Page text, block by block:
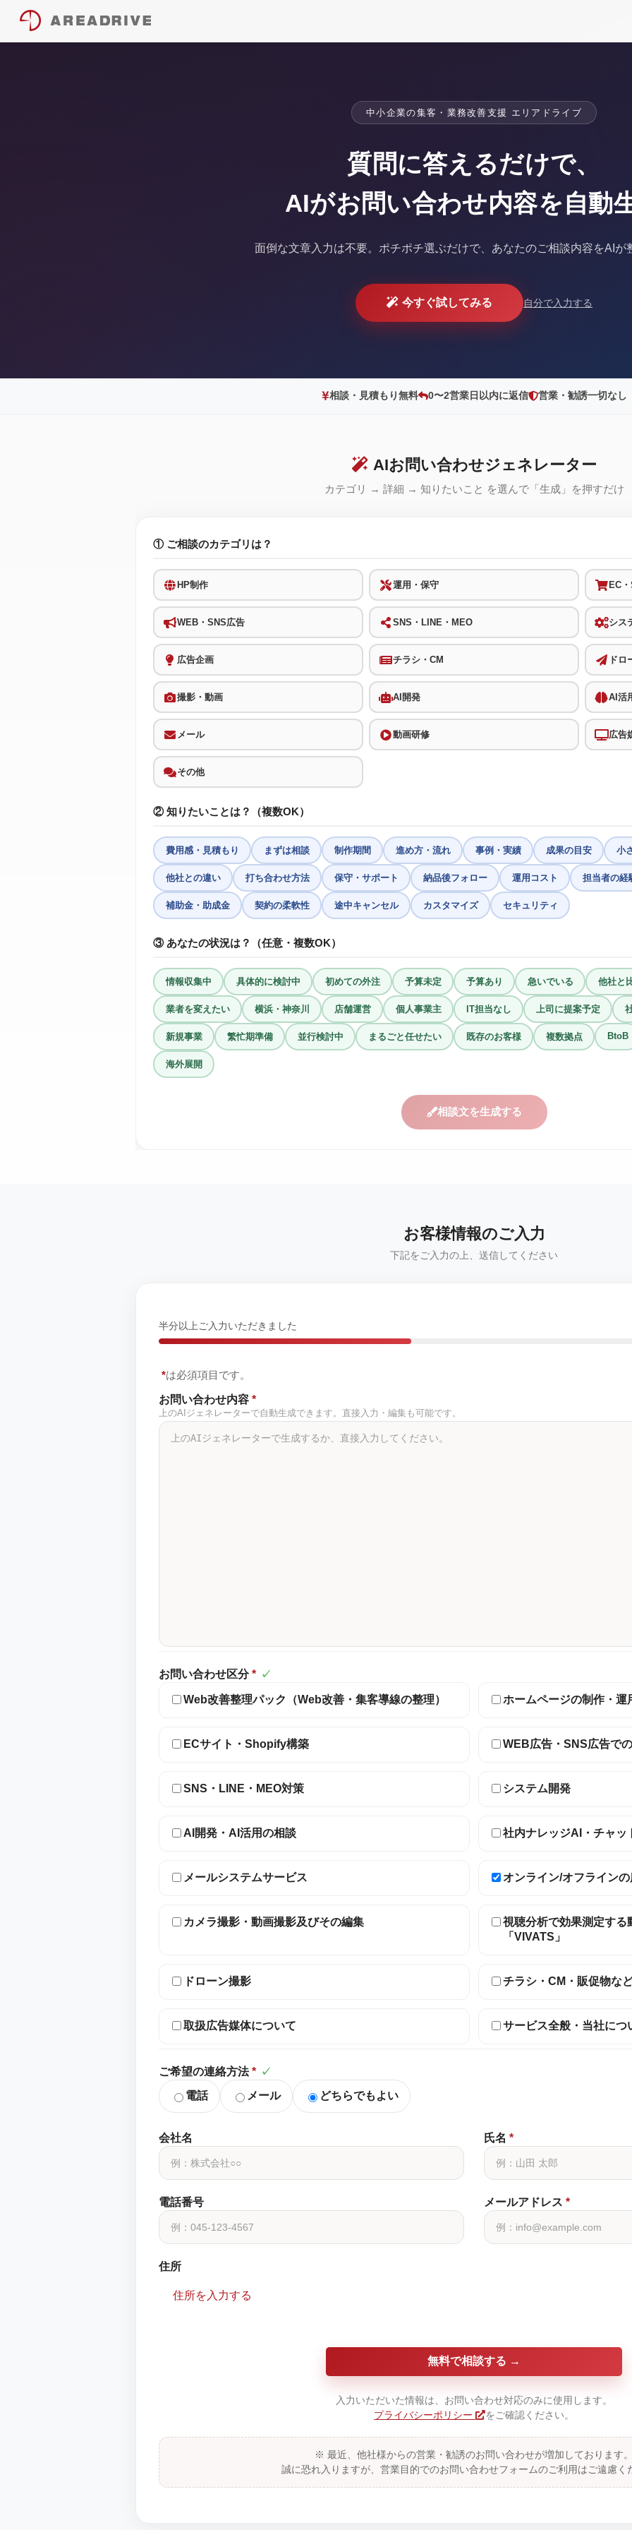
中小企業の集客・業務改善支援 エリアドライブ
質問に答えるだけで、
AIがお問い合わせ内容を自動
面倒な文章入力は不要。 ポチポチ選ぶだけで、あなたのご相談内容をAIが
今すぐ試してみる 自分で入力する
相談・見積もり無料 0〜2営業日以内に返信 営業・勧誘一切なし
AIお問い合わせジェネレーター
カテゴリ → 詳細 → 知りたいこと を選んで「生成」を押すだけ
① ご相談のカテゴリは？
HP制作 運用・保守 EC
WEB・SNS広告 SNS・LINE・MEO シス
広告企画 チラシ・CM ドロ
撮影・動画 AI開発 AI活
メール 動画研修 広告
その他
② 知りたいことは？（複数OK）
費用感・見積もり まずは相談 制作期間 進め方・流れ 事例・実績 成果の目安 小
他社との違い 打ち合わせ方法 保守・サポート 納品後フォロー 運用コスト 担当者の経
補助金・助成金 契約の柔軟性 途中キャンセル カスタマイズ セキュリティ
③ あなたの状況は？（任意・複数OK）
情報収集中 具体的に検討中 初めての外注 予算未定 予算あり 急いでいる 他社と
業者を変えたい 横浜・神奈川 店舗運営 個人事業主 IT担当なし 上司に提案予定
新規事業 繁忙期準備 並行検討中 まるごと任せたい 既存のお客様 複数拠点 BtoB
海外展開
相談文を生成する
お客様情報のご入力
下記をご入力の上、送信してください
半分以上ご入力いただきました
*は必須項目です。
お問い合わせ内容 *
上のAIジェネレーターで自動生成できます。直接入力・編集も可能です。
お問い合わせ区分 * ✓
Web改善整理パック（Web改善・集客導線の整理） ホームページの制作・運
ECサイト・Shopify構築 WEB広告・SNS広告で
SNS・LINE・MEO対策 システム開発
AI開発・AI活用の相談 社内ナレッジAI・チャッ
メールシステムサービス オンライン/オフライン
カメラ撮影・動画撮影及びその編集
視聴分析で効果測定する
「VIVATS」
ドローン撮影 チラシ・CM・販促物な
取扱広告媒体について サービス全般・当社につ
ご希望の連絡方法 * ✓
電話 メール どちらでもよい
会社名 氏名 *
電話番号 メールアドレス *
住所
住所を入力する
無料で相談する
入力いただいた情報は、お問い合わせ対応のみに使用します。
プライバシーポリシー
をご確認ください。
※ 最近、他社様からの営業・勧誘のお問い合わせが増加しております
誠に恐れ入りますが、営業目的でのお問い合わせフォームのご利用はご遠慮く